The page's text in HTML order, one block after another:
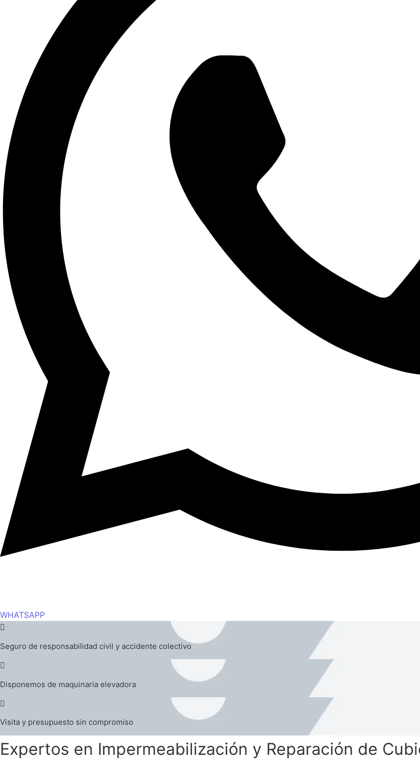
WHATSAPP
Seguro de responsabilidad civil y accidente colectivo
Disponemos de maquinaria elevadora
Visita y presupuesto sin compromiso
Expertos en Impermeabilización y Reparación de